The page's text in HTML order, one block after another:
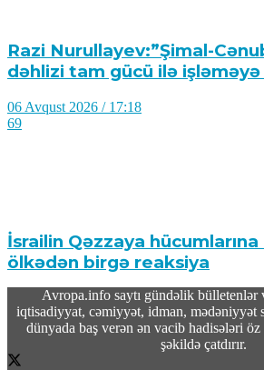
Razi Nurullayev:”Şimal-
dəhlizi tam gücü ilə
06 Avqust 2026 / 17:18
69
İsrailin Qəzzaya
ölkədən birgə reaksiya
06 Avqust 2026 / 17:01
Avropa.info saytı gündəlik bülletenlər
iqtisadiyyat, cəmiyyət, idman, mədəniyyət
dünyada baş verən ən vacib hadisələri
şəkildə çatdırır.